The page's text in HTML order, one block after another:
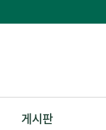
게시판